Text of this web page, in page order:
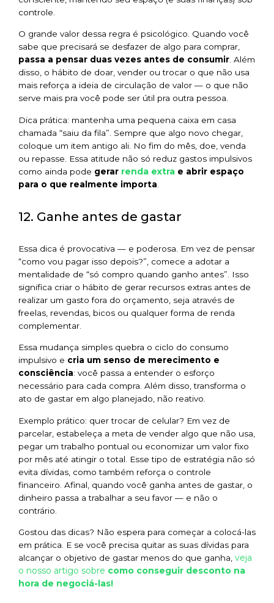
controle.
O grande valor dessa regra é psicológico. Quando você
sabe que precisará se desfazer de algo para comprar,
passa a pensar duas vezes antes de consumir. Além
disso, o hábito de doar, vender ou trocar o que não usa
mais reforça a ideia de circulação de valor — o que não
serve mais pra você pode ser útil pra outra pessoa.
Dica prática: mantenha uma pequena caixa em casa
chamada “saiu da fila”. Sempre que algo novo chegar,
coloque um item antigo ali. No fim do mês, doe, venda
ou repasse. Essa atitude não só reduz gastos impulsivos
como ainda pode gerar renda extra e abrir espaço
para o que realmente importa
12. Ganhe antes de gastar
Essa dica é provocativa — e poderosa. Em vez de pensar
“como vou pagar isso depois?”, comece a adotar a
mentalidade de “só compro quando ganho antes”. Isso
significa criar o hábito de gerar recursos extras antes de
realizar um gasto fora do orçamento, seja através de
freelas, revendas, bicos ou qualquer forma de renda
complementar.
Essa mudança simples quebra o ciclo do consumo
impulsivo e cria um senso de merecimento e
consciência: você passa a entender o esforço
necessário para cada compra. Além disso, transforma o
ato de gastar em algo planejado, não reativo.
Exemplo prático: quer trocar de celular? Em vez de
parcelar, estabeleça a meta de vender algo que não usa,
pegar um trabalho pontual ou economizar um valor fixo
por mês até atingir o total. Esse tipo de estratégia não só
evita dívidas, como também reforça o controle
financeiro. Afinal, quando você ganha antes de gastar, o
dinheiro passa a trabalhar a seu favor — e não o
contrário.
Gostou das dicas? Não espera para começar a colocá-las
em prática. E se você precisa quitar as suas dívidas para
alcançar o objetivo de gastar menos do que ganha, veja
o nosso artigo sobre como conseguir desconto na
hora de negociá-las!